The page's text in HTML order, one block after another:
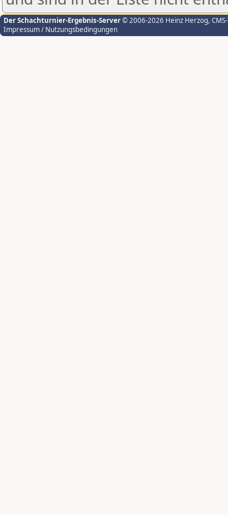
Der Schachturnier-Ergebnis-Server© 2006-2026 Heinz Herzog,
Impressum / Nutzungsbedingungen